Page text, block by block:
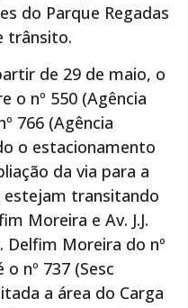
do Parque Regadas
trânsito.
de 29 de maio, o
o nº 550 (Agência
766 (Agência
o estacionamento
da via para a
estejam transitando
Moreira e Av. J.J.
Delfim Moreira do nº
nº 737 (Sesc
a área do Carga